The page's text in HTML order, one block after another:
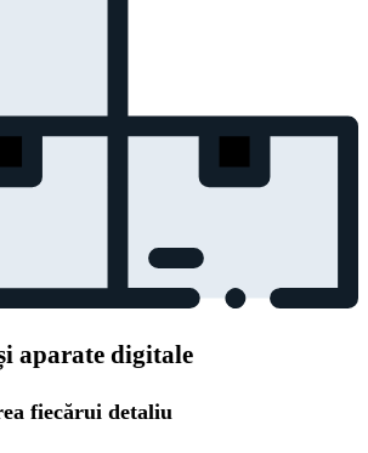
aparate digitale
fiecărui detaliu